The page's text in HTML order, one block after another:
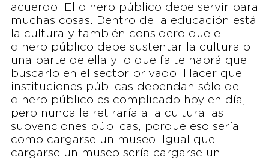
acuerdo. El dinero público debe servir para
muchas cosas. Dentro de la educación está
la cultura y también considero que el
dinero público debe sustentar la cultura o
una parte de ella y lo que falte habrá que
buscarlo en el sector privado. Hacer que
instituciones públicas dependan sólo de
dinero público es complicado hoy en día;
pero nunca le retiraría a la cultura las
subvenciones públicas, porque eso sería
como cargarse un museo. Igual que
cargarse un museo sería cargarse un